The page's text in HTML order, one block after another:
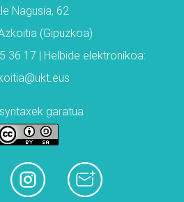
Nagusia, 62
(Gipuzkoa)
36 17 | Helbide elektronikoa:
garatua